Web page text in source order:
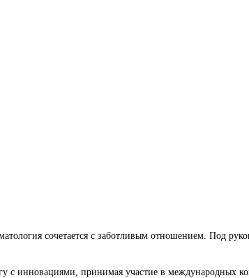
сочетается с заботливым отношением. Под
с инновациями, принимая участие в международных